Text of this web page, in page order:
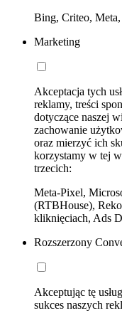
Bing, Criteo,
Marketing
Akceptacja tych
reklamy, treści
dotyczące naszej
zachowanie
oraz mierzyć ich
korzystamy w tej
trzecich:
Meta-Pixel,
(RTBHouse),
kliknięciach, Ads
Rozszerzony
Akceptując tę
sukces naszych